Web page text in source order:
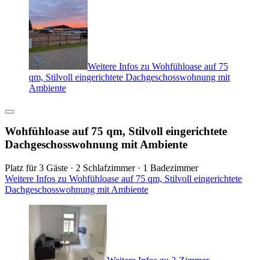
Weitere Infos zu Wohfühloase auf 75
qm, Stilvoll eingerichtete Dachgeschosswohnung mit
Ambiente
Wohfühloase auf 75 qm, Stilvoll eingerichtete
Dachgeschosswohnung mit Ambiente
Platz für 3 Gäste · 2 Schlafzimmer · 1 Badezimmer
Weitere Infos zu Wohfühloase auf 75 qm, Stilvoll eingerichtete
Dachgeschosswohnung mit Ambiente